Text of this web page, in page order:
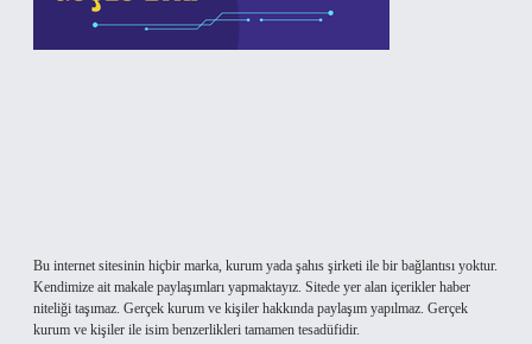
Bu internet sitesinin hiçbir marka, kurum yada şahıs şirketi ile bir bağlantısı yoktur.
Kendimize ait makale paylaşımları yapmaktayız. Sitede yer alan içerikler haber
niteliği taşımaz. Gerçek kurum ve kişiler hakkında paylaşım yapılmaz. Gerçek
kurum ve kişiler ile isim benzerlikleri tamamen tesadüfidir.